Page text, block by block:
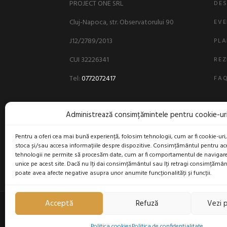
Administrează consimțămintele pentru cookie-uri
Pentru a oferi cea mai bună experiență, folosim tehnologii, cum ar fi cookie-
stoca și/sau accesa informațiile despre dispozitive. Consimțământul pentru
tehnologii ne permite să procesăm date, cum ar fi comportamentul de
unice pe acest site. Dacă nu îți dai consimțământul sau îți retragi
poate avea afecte negative asupra unor anumite funcționalități și funcții.
Acceptă Refuză Vezi
PROJECT ONE SRL
Cluj-Napoca, str. Observatorului 90
J12/2789/2013
CUI 32226341
Tel:0772072417
FAQ